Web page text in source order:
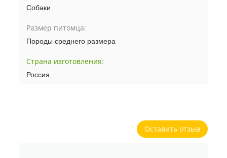
Собаки
Размер питомца:
Породы среднего размера
Страна изготовления:
Россия
Оставить отзыв